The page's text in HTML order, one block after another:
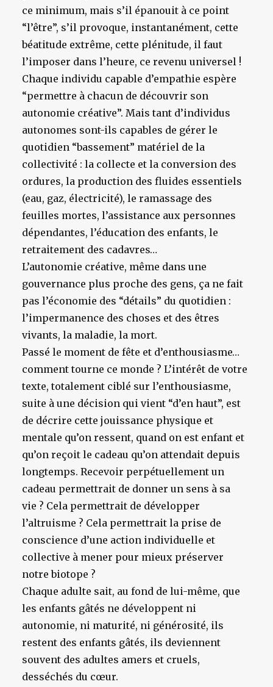
ce minimum, mais s’il épanouit à ce point
“l’être”, s’il provoque, instantanément, cette
béatitude extrême, cette plénitude, il faut
l’imposer dans l’heure, ce revenu universel !
Chaque individu capable d’empathie espère
“permettre à chacun de découvrir son
autonomie créative”. Mais tant d’individus
autonomes sont-ils capables de gérer le
quotidien “bassement” matériel de la
collectivité : la collecte et la conversion des
ordures, la production des fluides essentiels
(eau, gaz, électricité), le ramassage des
feuilles mortes, l’assistance aux personnes
dépendantes, l’éducation des enfants, le
retraitement des cadavres…
L’autonomie créative, même dans une
gouvernance plus proche des gens, ça ne fait
pas l’économie des “détails” du quotidien :
l’impermanence des choses et des êtres
vivants, la maladie, la mort.
Passé le moment de fête et d’enthousiasme…
comment tourne ce monde ? L’intérêt de votre
texte, totalement ciblé sur l’enthousiasme,
suite à une décision qui vient “d’en haut”, est
de décrire cette jouissance physique et
mentale qu’on ressent, quand on est enfant et
qu’on reçoit le cadeau qu’on attendait depuis
longtemps. Recevoir perpétuellement un
cadeau permettrait de donner un sens à sa
vie ? Cela permettrait de développer
l’altruisme ? Cela permettrait la prise de
conscience d’une action individuelle et
collective à mener pour mieux préserver
notre biotope ?
Chaque adulte sait, au fond de lui-même, que
les enfants gâtés ne développent ni
autonomie, ni maturité, ni générosité, ils
restent des enfants gâtés, ils deviennent
souvent des adultes amers et cruels,
desséchés du cœur.